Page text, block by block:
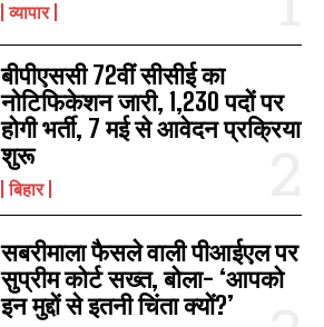
व्यापार
बीपीएससी 72वीं सीसीई का
नोटिफिकेशन जारी, 1,230 पदों पर
होगी भर्ती, 7 मई से आवेदन प्रक्रिया
शुरू
बिहार
सबरीमाला फैसले वाली पीआईएल पर
सुप्रीम कोर्ट सख्त, बोला- ‘आपको
इन मुद्दों से इतनी चिंता क्यों?’